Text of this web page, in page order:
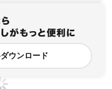
ウンロード